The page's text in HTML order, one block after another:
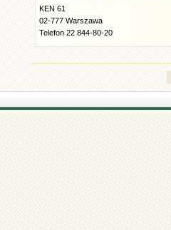
KEN 61
02-777 Warszawa
Telefon 22 844-80-20